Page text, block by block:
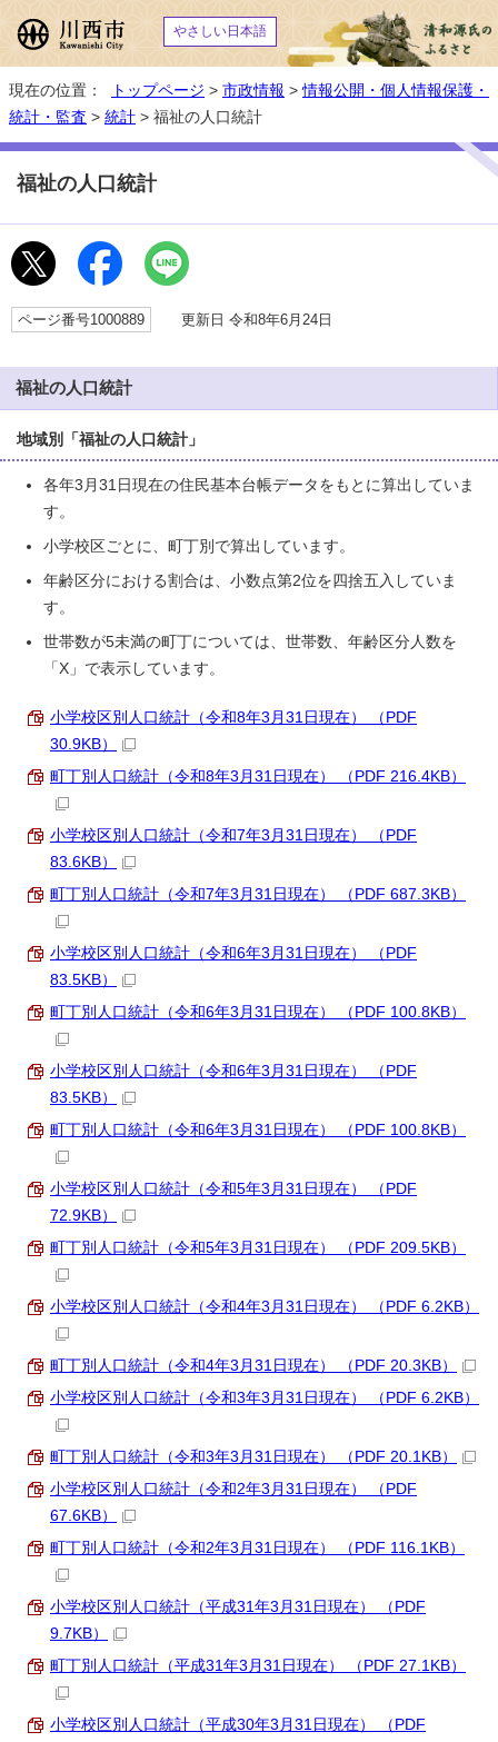
やさしい日本語
現在の位置： トップページ > 市政情報 >情報公開・個人情報保護・
統計・監査 > 統計 > 福祉の人口統計
福祉の人口統計
ページ番号1000889 更新日 令和8年6月24日
福祉の人口統計
地域別「福祉の人口統計」
各年3月31日現在の住民基本台帳データをもとに算出していま
す。
小学校区ごとに、町丁別で算出しています。
年齢区分における割合は、小数点第2位を四捨五入していま
す。
世帯数が5未満の町丁については、世帯数、年齢区分人数を
「X」で表示しています。
小学校区別人口統計（令和8年3月31日現在） （PDF
30.9KB）
町丁別人口統計（令和8年3月31日現在） （PDF 216.4KB）
小学校区別人口統計（令和7年3月31日現在） （PDF
83.6KB）
町丁別人口統計（令和7年3月31日現在） （PDF 687.3KB）
小学校区別人口統計（令和6年3月31日現在） （PDF
83.5KB）
町丁別人口統計（令和6年3月31日現在） （PDF 100.8KB）
小学校区別人口統計（令和6年3月31日現在） （PDF
83.5KB）
町丁別人口統計（令和6年3月31日現在） （PDF 100.8KB）
小学校区別人口統計（令和5年3月31日現在） （PDF
72.9KB）
町丁別人口統計（令和5年3月31日現在） （PDF 209.5KB）
小学校区別人口統計（令和4年3月31日現在） （PDF 6.2KB）
町丁別人口統計（令和4年3月31日現在） （PDF 20.3KB）
小学校区別人口統計（令和3年3月31日現在） （PDF 6.2KB）
町丁別人口統計（令和3年3月31日現在） （PDF 20.1KB）
小学校区別人口統計（令和2年3月31日現在） （PDF
67.6KB）
町丁別人口統計（令和2年3月31日現在） （PDF 116.1KB）
小学校区別人口統計（平成31年3月31日現在） （PDF
9.7KB）
町丁別人口統計（平成31年3月31日現在） （PDF 27.1KB）
小学校区別人口統計（平成30年3月31日現在） （PDF